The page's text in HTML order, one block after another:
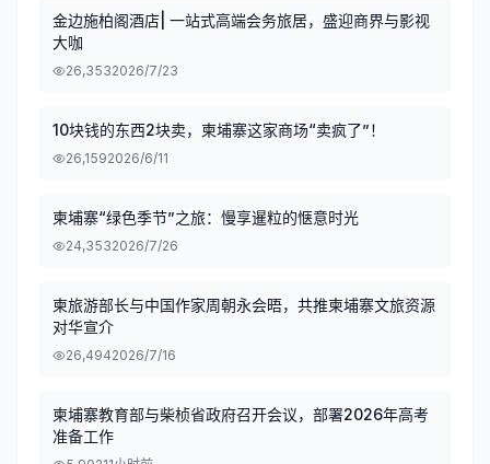
金边施柏阁酒店| 一站式高端会务旅居，盛迎商界与影视
大咖
26,3532026/7/23
10块钱的东西2块卖，柬埔寨这家商场“卖疯了”！
26,1592026/6/11
柬埔寨“绿色季节”之旅：慢享暹粒的惬意时光
24,3532026/7/26
柬旅游部长与中国作家周朝永会晤，共推柬埔寨文旅资源
对华宣介
26,4942026/7/16
柬埔寨教育部与柴桢省政府召开会议，部署2026年高考
准备工作